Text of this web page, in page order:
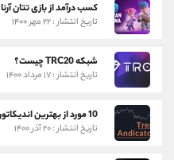
کسب درآمد از بازی تتان آرنا
تاریخ انتشار : ۲۲ مهر ۱۴۰۰
شبکه TRC20 چیست؟
تاریخ انتشار : ۱۷ مرداد ۱۴۰۰
10 مورد از بهترین اندیکاتورهای تشخیص روند
تاریخ انتشار : ۲۰ آذر ۱۴۰۰